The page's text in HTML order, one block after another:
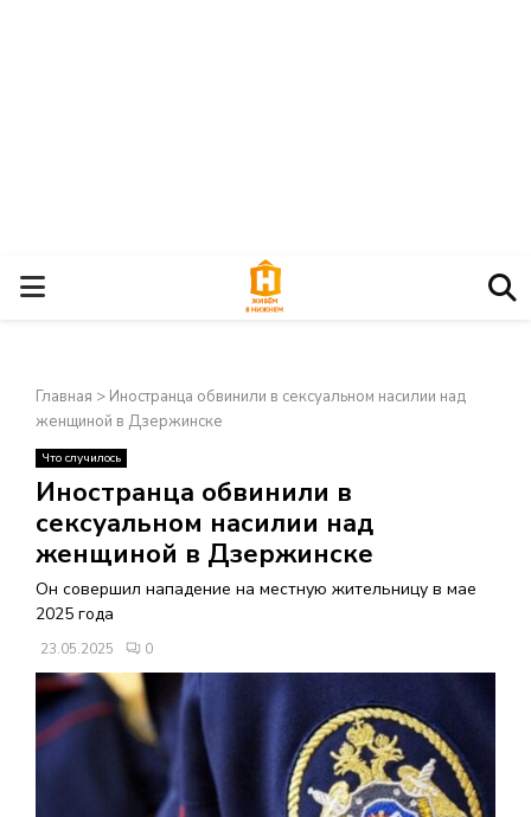
О
Н
О
В
Н
О
Е
Главная > Иностранца обвинили в сексуальном насилии над
женщиной в Дзержинске
Что случилось
Иностранца обвинили в
сексуальном насилии над
женщиной в Дзержинске
Он совершил нападение на местную жительницу в мае
2025 года
23.05.2025 0